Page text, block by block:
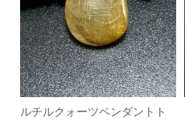
ルチルクォーツペンダントト